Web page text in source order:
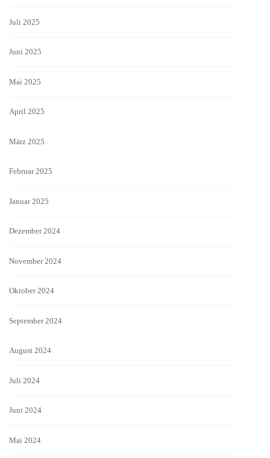
Juli 2025
Juni 2025
Mai 2025
April 2025
März 2025
Februar 2025
Januar 2025
Dezember 2024
November 2024
Oktober 2024
September 2024
August 2024
Juli 2024
Juni 2024
Mai 2024